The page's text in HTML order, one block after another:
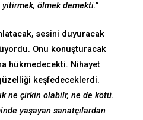
ölmek demekti.”
sesini duyuracak
Onu konuşturacak
hükmedecekti. Nihayet
keşfedeceklerdi.
ne çirkin olabilr, ne de kötü.
yaşayan sanatçılardan